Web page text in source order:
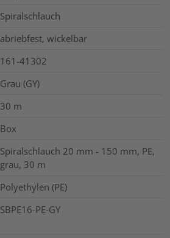
Spiralschlauch
abriebfest, wickelbar
161-41302
Grau (GY)
30 m
Box
Spiralschlauch 20 mm - 150 mm, PE,
grau, 30 m
Polyethylen (PE)
SBPE16-PE-GY